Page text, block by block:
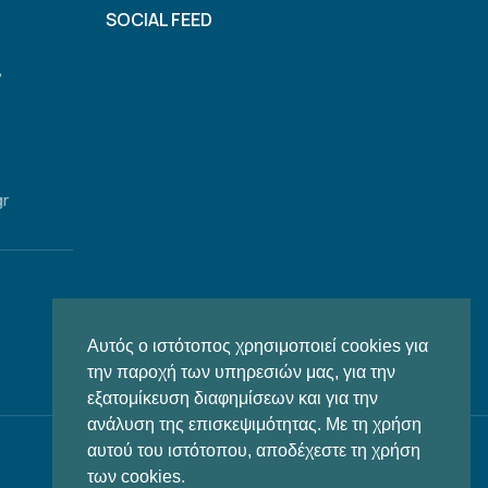
Αυτός ο ιστότοπος χρησιμοποιεί cookies για
την παροχή των υπηρεσιών μας, για την
εξατομίκευση διαφημίσεων και για την
ανάλυση της επισκεψιμότητας. Με τη χρήση
αυτού του ιστότοπου, αποδέχεστε τη χρήση
των cookies.
SOCIAL FEED